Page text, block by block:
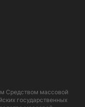
Средством массовой
государственных